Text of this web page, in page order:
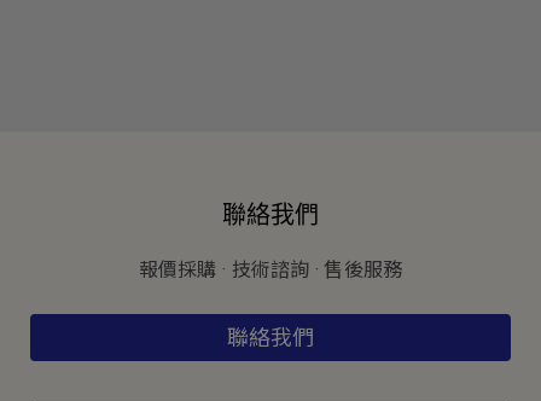
聯絡我們
報價採購 · 技術諮詢 · 售後服務
聯絡我們